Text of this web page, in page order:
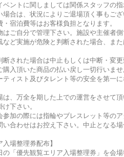
ントに関しましては関係スタッフの指
場合は、状況によりご退場頂く事もござ
宿泊費等はお客様負担となります。
ご自分で管理下さい。施設や主催者側
ど実施が危険と判断された場合、ま
断された場合は中止もしくは中断・変更
購入頂いた商品の払い戻し一切行いませ
ィスト及びタレント等の安全を第一
、万全を期した上での運営をさせて
下さい。
加の際には指輪やブレスレット等の
合わせはお控え下さい。中止となる場
場整理券配布】
「優先観覧エリア入場整理券」を会場